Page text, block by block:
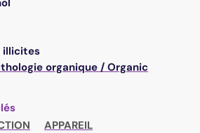
illicites
organique / Organic
APPAREIL